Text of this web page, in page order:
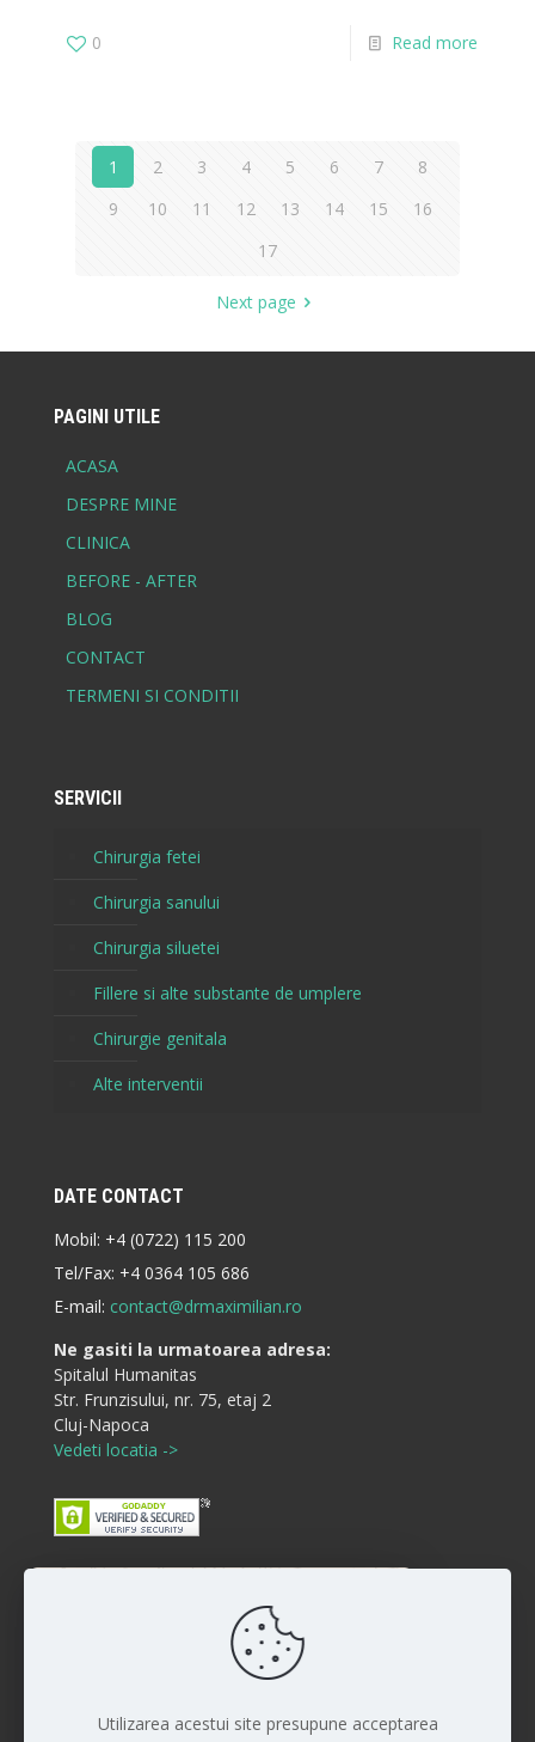
0 Read more
1 2 3 4 5 6 7
8
9
10 11 12 13 14 15
16
17
Next page
PAGINI UTILE
ACASA
DESPRE MINE
CLINICA
BEFORE - AFTER
BLOG
CONTACT
TERMENI SI CONDITII
SERVICII
Chirurgia fetei
Chirurgia sanului
Chirurgia siluetei
Fillere si alte substante de umplere
Chirurgie genitala
Alte interventii
DATE CONTACT
Mobil: +4 (0722) 115 200
Tel/Fax: +4 0364 105 686
E-mail: contact@drmaximilian.ro
Ne gasiti la urmatoarea adresa:
Spitalul Humanitas
Str. Frunzisului, nr. 75, etaj 2
Cluj-Napoca
Vedeti locatia ->
Rezultatele interventiilor pot diferi de la persoana la
proceduri sunt individuale. Fiecare pacient este unic si
Utilizarea acestui site presupune acceptarea
Buna ziua! Cum va putem ajuta?